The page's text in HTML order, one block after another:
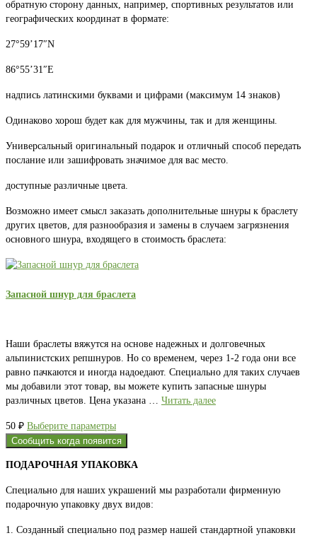
обратную сторону данных, например, спортивных результатов или
географических координат в формате:
27°59’17″N
86°55’31″E
надпись латинскими буквами и цифрами (максимум 14 знаков)
Одинаково хорош будет как для мужчины, так и для женщины.
Универсальный оригинальный подарок и отличный способ передать
послание или зашифровать значимое для вас место.
доступные различные цвета.
Возможно имеет смысл заказать дополнительные шнуры к браслету
других цветов, для разнообразия и замены в случаем загрязнения
основного шнура, входящего в стоимость браслета:
Запасной шнур для браслета
Наши браслеты вяжутся на основе надежных и долговечных
альпинистских репшнуров. Но со временем, через 1-2 года они все
равно пачкаются и иногда надоедают. Специально для таких случаев
мы добавили этот товар, вы можете купить запасные шнуры
различных цветов. Цена указана … Читать далее
50 ₽ Выберите параметрыЭтот
товар
несколько
Опции
можно
Сообщить когда появится
ПОДАРОЧНАЯ УПАКОВКА
Специально для наших украшений мы разработали фирменную
подарочную упаковку двух видов:
1. Созданный специально под размер нашей стандартной упаковки